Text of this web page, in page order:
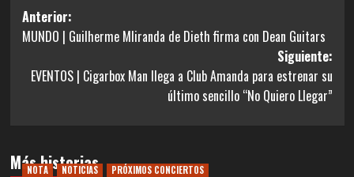
Navegación
de
entradas
Anterior:
MUNDO | Guilherme MIiranda de Dieth firma con Dean Guitars
Siguiente:
EVENTOS | Cigarbox Man llega a Club Amanda para estrenar su
último sencillo “No Quiero Llegar”
Más historias
NOTA NOTICIAS PRÓXIMOS CONCIERTOS